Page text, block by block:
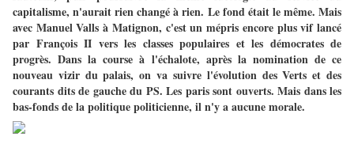
capitalisme, n'aurait rien changé à rien. Le fond était le même. Mais
avec Manuel Valls à Matignon, c'est un mépris encore plus vif lancé
par François II vers les classes populaires et les démocrates de
progrès. Dans la course à l'échalote, après la nomination de ce
nouveau vizir du palais, on va suivre l'évolution des Verts et des
courants dits de gauche du PS. Les paris sont ouverts. Mais dans les
bas-fonds de la politique politicienne, il n'y a aucune morale.